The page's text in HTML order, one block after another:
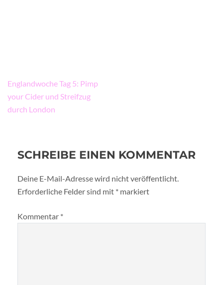
Beitragsnavigation
Englandwoche Tag 5: Pimp
your Cider und Streifzug
durch London
SCHREIBE EINEN KOMMENTAR
Deine E-Mail-Adresse wird nicht veröffentlicht.
Erforderliche Felder sind mit * markiert
Kommentar *